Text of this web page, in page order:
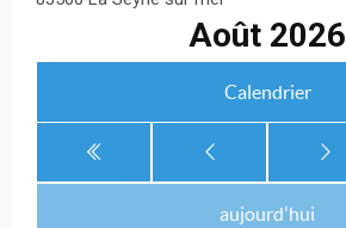
Août 2026
Calendrier
aujourd'hui